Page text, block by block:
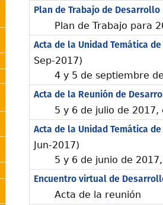
Plan de Trabajo de Desarrollo
Plan de Trabajo para
Acta de la Unidad Temática
Sep-2017)
4 y 5 de septiembre
Acta de la Reunión de
5 y 6 de julio de
Acta de la Unidad Temática
Jun-2017)
5 y 6 de junio de
Encuentro virtual de
Acta de la reunión